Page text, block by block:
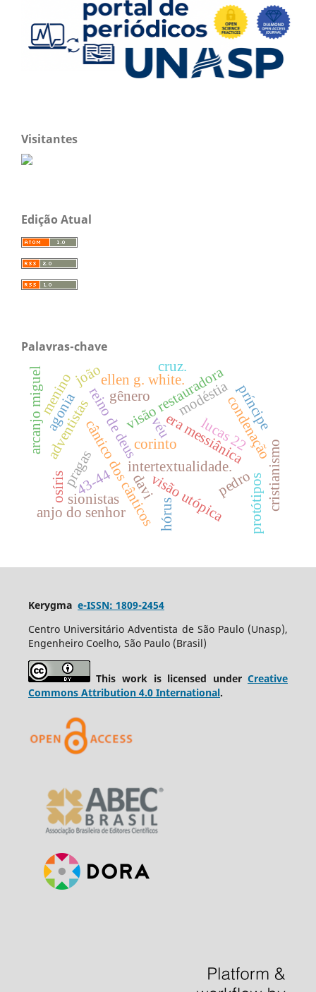
Visitantes
Edição Atual
Palavras-chave
cântico dos cânticos
43-44 davi
intertextualidade.
reino de deusvisão restauradora
visão utópica
era messiânica
sionistas
adventistas corinto
véu
gênero modéstia
pragas
lucas 22condenação
ellen g. white.
pedro
príncipe
anjo do senhor
arcanjo miguel
cristianismo
protótipos
hórus
osíris
agonia
cruz.
meninojoão
Kerygma e-ISSN: 1809-2454
Centro Universitário Adventista de São Paulo (Unasp),
Engenheiro Coelho, São Paulo (Brasil)
This work is licensed underCreative
Commons Attribution 4.0 International.